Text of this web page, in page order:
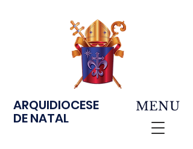
ARQUIDIOCESE
DE NATAL
MENU